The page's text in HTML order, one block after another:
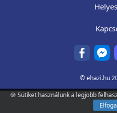
©ehazi.hu
🍪 Sütiket használunk a legjobb